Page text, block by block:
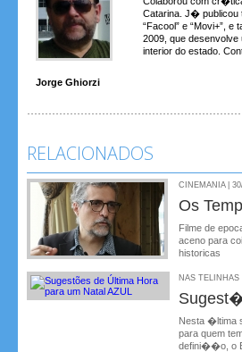
Jorge Ghiorzi
Catarina. J� publicou
“Facool” e “Movi+”,
2009, que
interior do estado.
RELACIONADOS
CINEMANIA |
Os
Filme de
aceno para
historicas
NAS TELINHAS
Nesta �ltima
para quem
defini��o, o